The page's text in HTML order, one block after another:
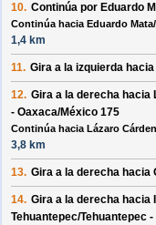
10. Continúa por Eduardo
Continúa hacia Eduardo
1,4 km
11. Gira a la izquierda hacia
12. Gira a la derecha hacia
- Oaxaca/México 175
Continúa hacia Lázaro
3,8 km
13. Gira a la derecha hacia
14. Gira a la derecha hacia
Tehuantepec/Tehuantepec